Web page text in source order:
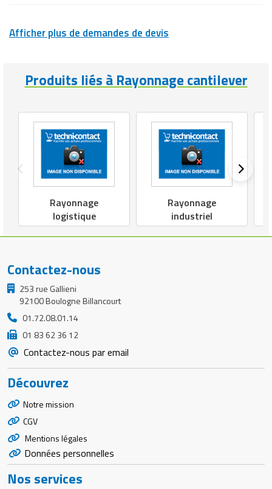
Afficher plus de demandes de devis
Produits liés à Rayonnage cantilever
Rayonnage
logistique
Rayonnage
industriel
Contactez-nous
253 rue Gallieni
92100 Boulogne Billancourt
01.72.08.01.14
01 83 62 36 12
Contactez-nous par email
Découvrez
Notre mission
CGV
Mentions légales
Données personnelles
Nos services